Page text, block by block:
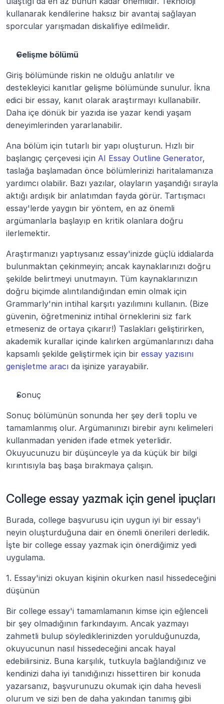
kullanarak kendilerine haksız bir avantaj sağlayan
sporcular yarışmadan diskalifiye edilmelidir.
Gelişme bölümü
Giriş bölümünde riskin ne olduğu anlatılır ve
destekleyici kanıtlar gelişme bölümünde sunulur. İkna
edici bir essay, kanıt olarak araştırmayı kullanabilir.
Daha içe dönük bir yazıda ise yazar kendi yaşam
deneyimlerinden yararlanabilir.
Ana bölüm için tutarlı bir yapı oluşturun. Hızlı bir
başlangıç çerçevesi için AI Essay Outline Generator,
taslağa başlamadan önce bölümlerinizi haritalamanıza
yardımcı olabilir. Bazı yazılar, olayların yaşandığı sırayla
aktığı ardışık bir anlatımdan fayda görür. Tartışmacı
essay'lerde yaygın bir yöntem, en az önemli
argümanlarla başlayıp en kritik olanlara doğru
ilerlemektir.
Araştırmanızı yaptıysanız essay'inizde güçlü iddialarda
bulunmaktan çekinmeyin; ancak kaynaklarınızı doğru
şekilde belirtmeyi unutmayın. Tüm kaynaklarınızın
doğru biçimde alıntılandığından emin olmak için
Grammarly'nin intihal karşıtı yazılımını kullanın. (Bize
güvenin, öğretmeniniz intihal örneklerini siz fark
etmeseniz de ortaya çıkarır!) Taslakları geliştirirken,
akademik kurallar içinde kalırken argümanlarınızı daha
kapsamlı şekilde geliştirmek için bir essay yazısını
genişletme aracı da işinize yarayabilir.
Sonuç
Sonuç bölümünün sonunda her şey derli toplu ve
tamamlanmış olur. Argümanınızı birebir aynı kelimeleri
kullanmadan yeniden ifade etmek yeterlidir.
Okuyucunuzu bir düşünceyle ya da küçük bir bilgi
kırıntısıyla baş başa bırakmaya çalışın.
College essay yazmak için genel ipuçları
Burada, college başvurusu için uygun iyi bir essay'i
neyin oluşturduğuna dair en önemli önerileri derledik.
İşte bir college essay yazmak için önerdiğimiz yedi
uygulama.
1. Essay'inizi okuyan kişinin okurken nasıl hissedeceğini
düşünün
Bir college essay'i tamamlamanın kimse için eğlenceli
bir şey olmadığının farkındayım. Ancak yazmayı
zahmetli bulup söylediklerinizden yorulduğunuzda,
okuyucunun nasıl hissedeceğini ancak hayal
edebilirsiniz. Buna karşılık, tutkuyla bağlandığınız ve
kendinizi daha iyi tanıdığınızı hissettiren bir konuda
yazarsanız, başvurunuzu okumak için daha hevesli
olurum ve sizi ben de daha yakından tanımış gibi